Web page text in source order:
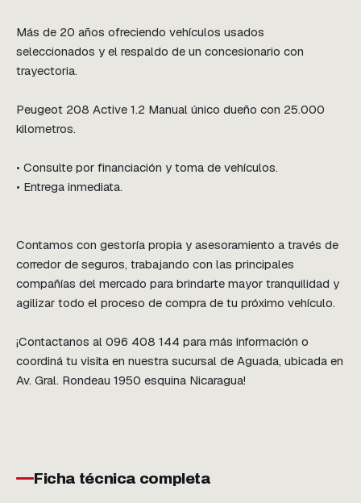
Más de 20 años ofreciendo vehículos usados
seleccionados y el respaldo de un concesionario con
trayectoria.
Peugeot 208 Active 1.2 Manual único dueño con 25.000
kilometros.
• Consulte por financiación y toma de vehículos.
• Entrega inmediata.
Contamos con gestoría propia y asesoramiento a través de
corredor de seguros, trabajando con las principales
compañías del mercado para brindarte mayor tranquilidad y
agilizar todo el proceso de compra de tu próximo vehículo.
¡Contactanos al 096 408 144 para más información o
coordiná tu visita en nuestra sucursal de Aguada, ubicada en
Av. Gral. Rondeau 1950 esquina Nicaragua!
Ficha técnica completa